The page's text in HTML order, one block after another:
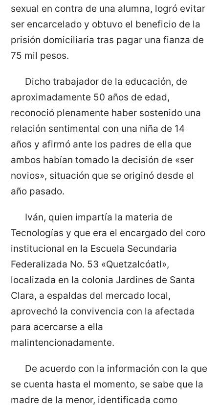
sexual en contra de una alumna, logró evitar
ser encarcelado y obtuvo el beneficio de la
prisión domiciliaria tras pagar una fianza de
75 mil pesos.
Dicho trabajador de la educación, de
aproximadamente 50 años de edad,
reconoció plenamente haber sostenido una
relación sentimental con una niña de 14
años y afirmó ante los padres de ella que
ambos habían tomado la decisión de «ser
novios», situación que se originó desde el
año pasado.
Iván, quien impartía la materia de
Tecnologías y que era el encargado del coro
institucional en la Escuela Secundaria
Federalizada No. 53 «Quetzalcóatl»,
localizada en la colonia Jardines de Santa
Clara, a espaldas del mercado local,
aprovechó la convivencia con la afectada
para acercarse a ella
malintencionadamente.
De acuerdo con la información con la que
se cuenta hasta el momento, se sabe que la
madre de la menor, identificada como